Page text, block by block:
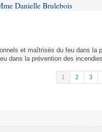
Danielle Brulebois
et maîtrisés du feu dans la
dans la prévention des
1 2 3